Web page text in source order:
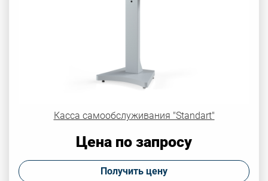
Касса самообслуживания "Standart"
Цена по запросу
Получить цену